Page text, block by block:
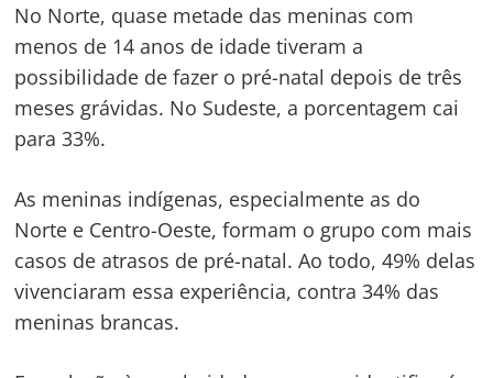
No Norte, quase metade das meninas com
menos de 14 anos de idade tiveram a
possibilidade de fazer o pré-natal depois de três
meses grávidas. No Sudeste, a porcentagem cai
para 33%.
As meninas indígenas, especialmente as do
Norte e Centro-Oeste, formam o grupo com mais
casos de atrasos de pré-natal. Ao todo, 49% delas
vivenciaram essa experiência, contra 34% das
meninas brancas.